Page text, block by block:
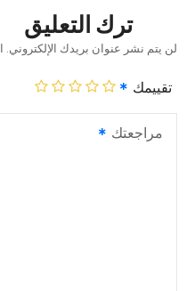
ترك التعليق
لن يتم نشر عنوان بريدك الإلكتروني.
تقييمك
مراجعتك